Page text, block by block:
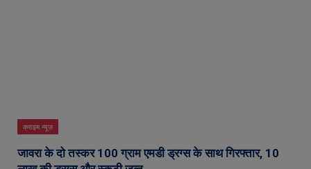
क्राइम न्यूज़
जावरा के दो तस्कर 100 ग्राम एमडी ड्रग्स के साथ गिरफ्तार, 10